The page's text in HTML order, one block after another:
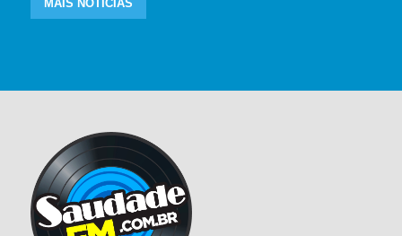
MAIS NOTÍCIAS